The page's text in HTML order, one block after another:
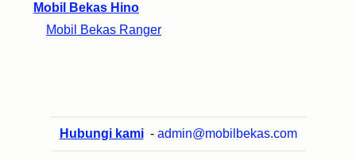
Mobil Bekas Hino
Mobil Bekas Ranger
Hubungi kami - admin@mobilbekas.com